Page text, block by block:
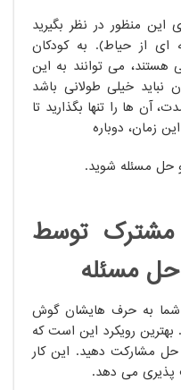
این منظور در نظر بگیرید
ای از حیاط). به کودکان
می توانند به این
نباید خیلی طولانی باشد
این مدت، آن ها را تنها بگذارید تا
زمان، دوباره​
حل مسئله شوید.
مشترک توسط
حل مسئله
شما به حرف هایشان گوش
رویکرد این است که
حل مشارکت دهید. این کار
می دهد.